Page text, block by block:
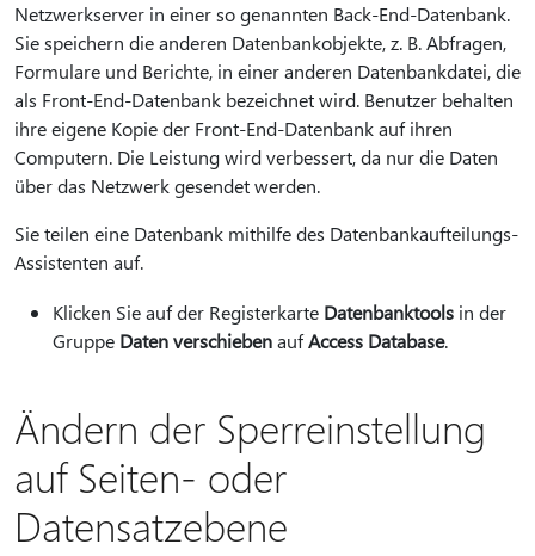
Netzwerkserver in einer so genannten Back-End-Datenbank.
Sie speichern die anderen Datenbankobjekte, z. B. Abfragen,
Formulare und Berichte, in einer anderen Datenbankdatei, die
als Front-End-Datenbank bezeichnet wird. Benutzer behalten
ihre eigene Kopie der Front-End-Datenbank auf ihren
Computern. Die Leistung wird verbessert, da nur die Daten
über das Netzwerk gesendet werden.
Sie teilen eine Datenbank mithilfe des Datenbankaufteilungs-
Assistenten auf.
Klicken Sie auf der Registerkarte Datenbanktools in der
Gruppe Daten verschiebenaufAccess Database.
Ändern der Sperreinstellung
auf Seiten- oder
Datensatzebene